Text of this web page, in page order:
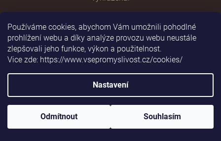
Používáme cookies, abychom Vám umožnili pohodlné
prohlížení webu a díky analýze provozu webu neustále
zlepšovali jeho funkce, výkon a použitelnost.
Vice zde: https://www.vsepromyslivost.cz/cookies/
Nastavení
Odmítnout Souhlasím